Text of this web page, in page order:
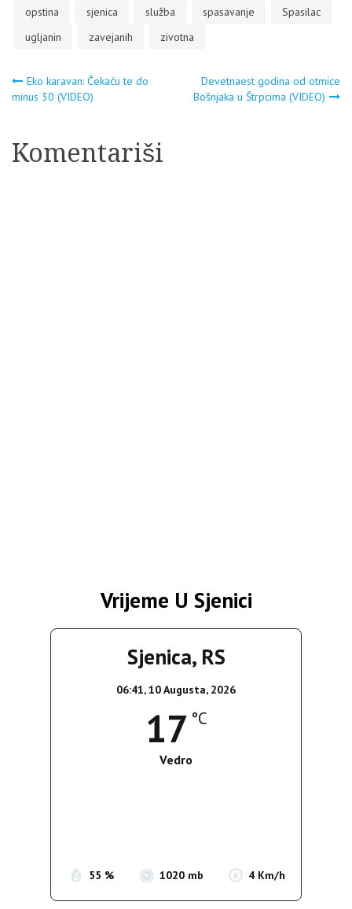
opstina
sjenica služba spasavanje
Spasilac
ugljanin
zavejanih zivotna
Navigacija
Eko karavan: Čekaću te do
minus 30 (VIDEO)
Devetnaest godina od otmice
Bošnjaka u Štrpcima (VIDEO)
Komentariši
Vrijeme U Sjenici
Sjenica, RS
06:41,10 Augusta, 2026
17 °C
Vedro
55 % 1020 mb 4 Km/h